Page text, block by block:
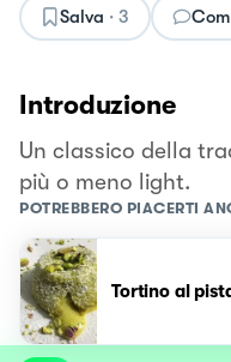
Salva · 3
Introduzione
Un classico della
più o meno light.
POTREBBERO PIACERTI
Tortino al